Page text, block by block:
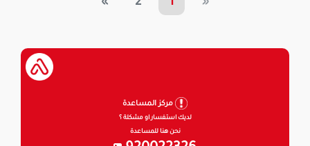
«
1
2
»
مركز المساعدة
لديك استفسار او مشكلة ؟
نحن هنا للمساعدة